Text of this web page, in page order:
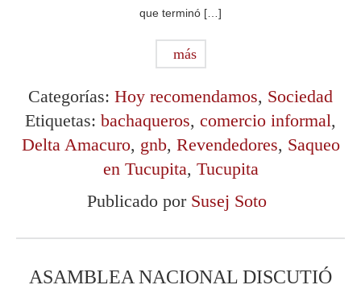
que terminó […]
más
Categorías: Hoy recomendamos, Sociedad
Etiquetas: bachaqueros, comercio informal,
Delta Amacuro, gnb, Revendedores, Saqueo
en Tucupita, Tucupita
Publicado por Susej Soto
ASAMBLEA NACIONAL DISCUTIÓ